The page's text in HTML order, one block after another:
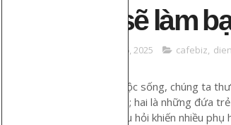
lời sẽ làm
March 16, 2025 cafebiz,
Trong cuộc sống, chúng ta
ngoài trời; hai là những đứa
Đây là câu hỏi khiến nhiều